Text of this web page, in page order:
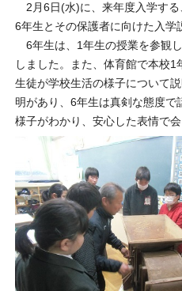
2月6日(水)に、来年度入学す
6年生とその保護者に向けた入学
6年生は、1年生の授業を参観
しました。また、体育館で本校
生徒が学校生活の様子について
明があり、6年生は真剣な態度
様子がわかり、安心した表情で